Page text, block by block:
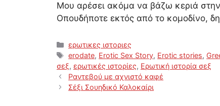
Μου αρέσει ακόμα να βάζω κεριά
Οπουδήποτε εκτός από το κομοδίνο,
Categories
ερωτικες ιστοριες
Tags
erodate, Erotic Sex Story, Erotic stories,
σεξ, ερωτικές ιστορίες, Ερωτική ιστορία σεξ
Ραντεβού με αχνιστό καφέ
Σέξι Σουηδικό Καλοκαίρι